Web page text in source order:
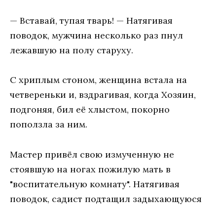
— Вставай, тупая тварь! — Натягивая
поводок, мужчина несколько раз пнул
лежавшую на полу старуху.
С хриплым стоном, женщина встала на
четвереньки и, вздрагивая, когда Хозяин,
подгоняя, бил её хлыстом, покорно
поползла за ним.
Мастер привёл свою измученную не
стоявшую на ногах пожилую мать в
"воспитательную комнату". Натягивая
поводок, садист подтащил задыхающуюся